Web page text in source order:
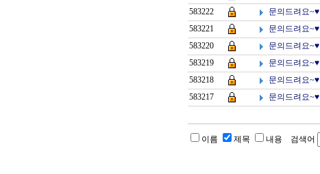
583222
문의드려요~♥
583221
문의드려요~♥
583220
문의드려요~♥
583219
문의드려요~♥
583218
문의드려요~♥
583217
문의드려요~♥
이름 제목 내용 검색어